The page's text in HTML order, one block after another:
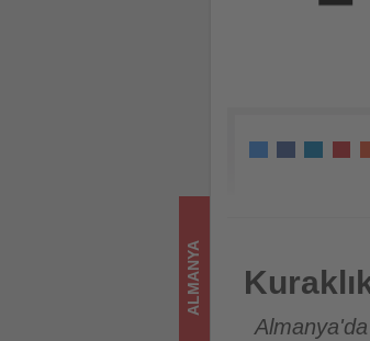
Kuraklık Ren
ALMANYA